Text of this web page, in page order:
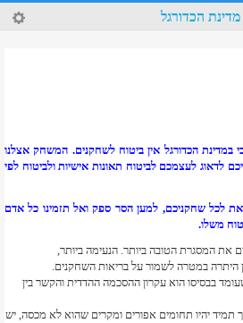
11 מדינת הכדורגל
במדינת הכדורגל אין ביטוח לשחקנים. המשחק אצלנו
לדאוג לעצמכם לביטוח תאונות אישיות ולביטוח לפי
לכל שחקניכם, למען הסר ספק ואל תזמינו כל אדם
משלו.
את המסגרת הטובה ביותר. הנעימה ביותר,
היתרה במטרה לשמור על בריאות השחקנים.
בבסיסו הוא עקרון ההסכמה ההדדית והקשר בין
תמיד יהיו תחומים אפורים ומקרים שהוא לא מכסה, יש
4